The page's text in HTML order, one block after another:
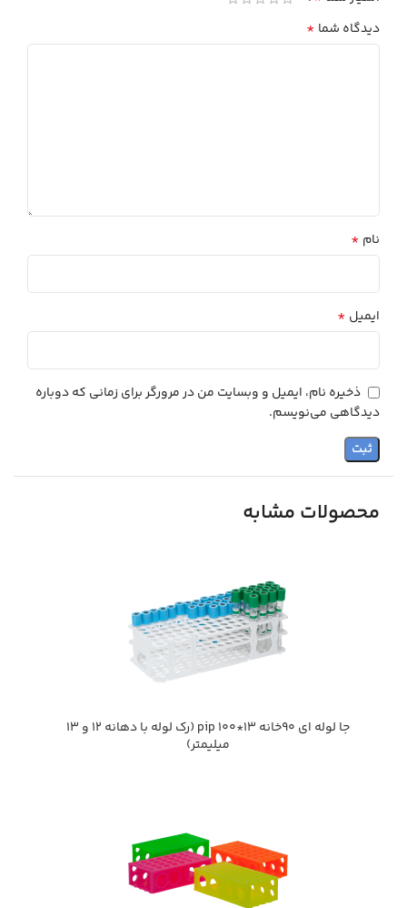
دیدگاه شما *
نام *
ایمیل *
ذخیره نام، ایمیل و وبسایت من در مرورگر برای زمانی که دوباره
دیدگاهی می‌نویسم.
محصولات مشابه
جا لوله اي 90خانه 13*100 pip (رك لوله با دهانه 12 و 13
ميليمتر)